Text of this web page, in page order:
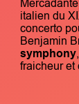
italien du
concerto
Benjamin
symphony
fraicheur et